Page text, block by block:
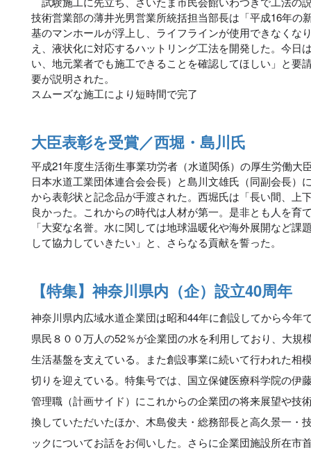
技術営業部の薄井光男営業所統括担当部長は「平成16年の
基のマンホールが浮上し、ライフラインが使用できなくな
え、液状化に対応するハットリング工法を開発した。今日
い、地元業者でも施工できることを確認してほしい」と要
要が説明された。
スムーズな施工により短時間で完了
大臣表彰を受賞／西堀・島川氏
平成21年度生活衛生事業功労者（水道関係）の厚生労働大
日本水道工業団体連合会会長）と島川文雄氏（同副会長）
から表彰状と記念品が手渡された。西堀氏は「長い間、上
良かった。これからの時代は人材が第一。是非とも人を育
「大変な名誉。水に関しては地球温暖化や海外展開など
して協力していきたい」と、さらなる貢献を誓った。
【特集】神奈川県内（企）設立40周年
神奈川県内広域水道企業団は昭和44年に創設してから今年
県民８００万人の52％が企業団の水を利用しており、大規
生活基盤を支えている。また創設事業に続いて行われた相
切りを迎えている。特集号では、国立保健医療科学院の伊
管理職（計画サイド）にこれからの企業団の将来展望や技
換していただいたほか、木島俊夫・総務部長と高久景一・
ックについてお話をお伺いした。さらに企業団施設所在市